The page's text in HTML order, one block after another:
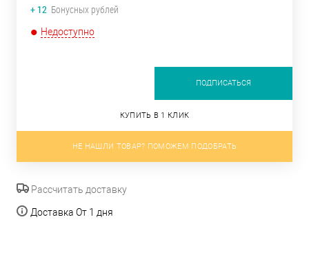
+ 12 Бонусных рублей
Недоступно
ПОДПИСАТЬСЯ
КУПИТЬ В 1 КЛИК
НЕ НАШЛИ ТОВАР? ПОМОЖЕМ ПОДОБРАТЬ
Рассчитать доставку
Доставка От 1 дня